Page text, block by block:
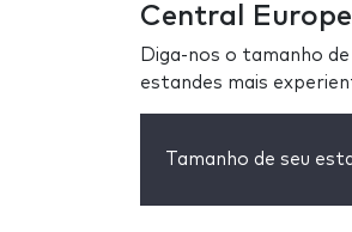
Central Europe
Diga-nos o tamanho
estandes mais
Tamanho de seu